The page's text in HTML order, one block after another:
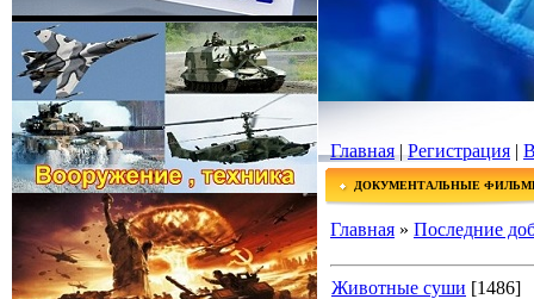
Главная|Регистрация |
ДОКУМЕНТАЛЬНЫЕ
Главная » Последние
Животные суши [1486]